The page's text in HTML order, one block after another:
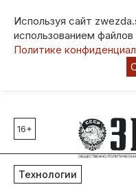
Используя сайт
использованием
Политике
Главные темы
80 лет Победы
Молодежная столица
16+
Технологии